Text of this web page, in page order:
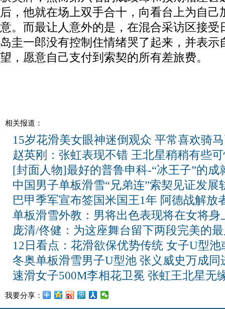
后，他就在场上双手合十，向看台上为自己
意。而最让人意外的是，在混合采访区接受
岛圭一郎没有控制住情绪哭了起来，并表示
望，愿意自己支付到索契的所有差旅费。
相关报道：
15岁花滑美女眼神迷倒观众 平常喜欢骑
赵英刚：张虹表现不错 王北星稍稍有些
[封面人物]最好的普鲁申科-“冰王子”的成
中国男子单板滑雪“兄弟连”索契见证发展
巴甲季军宣布签国米国王1年 阿德战解放
单板滑雪外教：男将出色表现将在女将身
庞清/佟健：为这座舞台留下两段完美的
12日看点：花滑欲保优势传统 女子U型池
冬奥单板滑雪男子U型池 张义威史万成同
速滑女子500M李相花卫冕 张虹王北星无
我要分享：